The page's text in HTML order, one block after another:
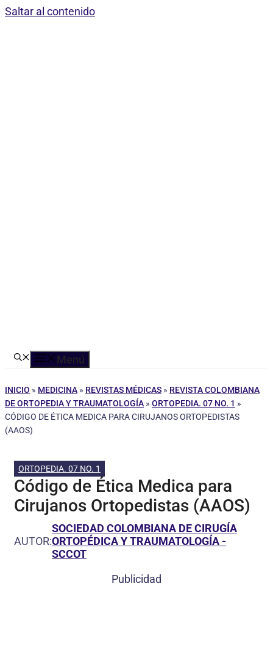
Saltar al contenido
Menú
INICIO » MEDICINA » REVISTAS MÉDICAS » REVISTA COLOMBIANA
DE ORTOPEDIA Y TRAUMATOLOGÍA » ORTOPEDIA. 07 NO. 1 »
CÓDIGO DE ÉTICA MEDICA PARA CIRUJANOS ORTOPEDISTAS
(AAOS)
ORTOPEDIA. 07 NO. 1
Código de Ética Medica para
Cirujanos Ortopedistas (AAOS)
AUTOR:
SOCIEDAD COLOMBIANA DE CIRUGÍA
ORTOPÉDICA Y TRAUMATOLOGÍA -
SCCOT
Publicidad